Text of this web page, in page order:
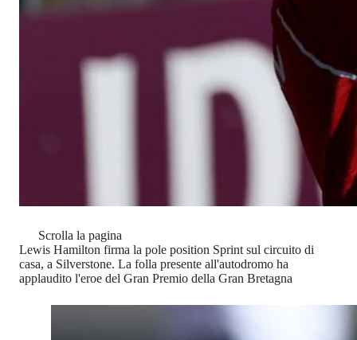
Scrolla la pagina
Lewis Hamilton firma la pole position Sprint sul circuito di
casa, a Silverstone. La folla presente all'autodromo ha
applaudito l'eroe del Gran Premio della Gran Bretagna